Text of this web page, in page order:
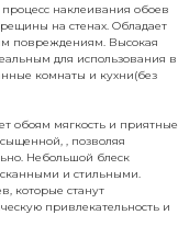
наклеивания обоев
на стенах. Обладает
повреждениям. Высокая
для использования в
комнаты и кухни(без
обоям мягкость и приятные
, позволяя
Небольшой блеск
и стильными.
которые станут
привлекательность и